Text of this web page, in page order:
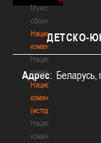
Мужские
сборные
Национальная
команда
Национальная
команда
Национальная
команда
(история)
Национальная
команда
ДЕТСКО-
Адрес: Беларусь,